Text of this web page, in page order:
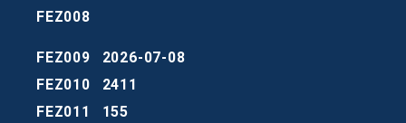
FEZ008
FEZ009
2026-07-08
FEZ010
2411
FEZ011
155